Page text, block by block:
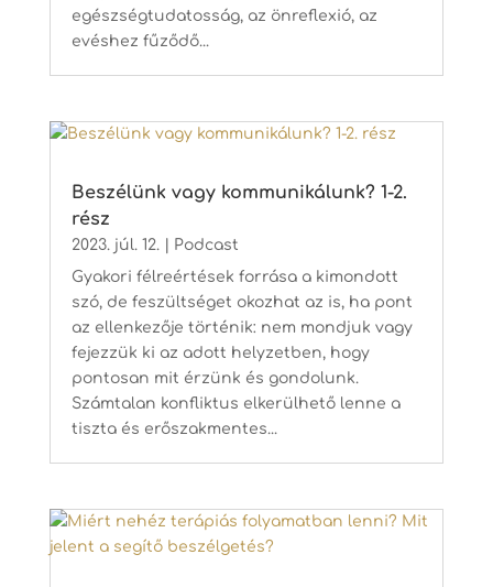
egészségtudatosság, az önreflexió, az
evéshez fűződő...
Beszélünk vagy kommunikálunk? 1-2.
rész
2023. júl. 12.|
Podcast
Gyakori félreértések forrása a kimondott
szó, de feszültséget okozhat az is, ha pont
az ellenkezője történik: nem mondjuk vagy
fejezzük ki az adott helyzetben, hogy
pontosan mit érzünk és gondolunk.
Számtalan konfliktus elkerülhető lenne a
tiszta és erőszakmentes...